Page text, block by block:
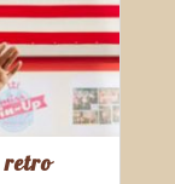
retro